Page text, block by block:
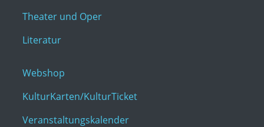
Theater und Oper
Literatur
Webshop
KulturKarten/KulturTicket
Veranstaltungskalender